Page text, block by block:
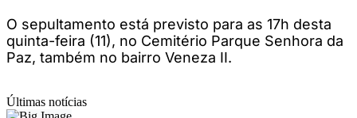
O sepultamento está previsto para as 17h desta
quinta-feira (11), no Cemitério Parque Senhora da
Paz, também no bairro Veneza II.
Últimas notícias